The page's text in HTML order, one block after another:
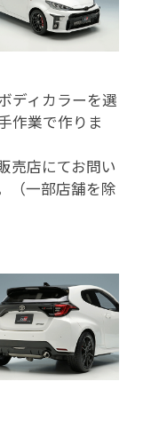
ディカラーを選
作業で作りま
売店にてお問い
（一部店舗を除